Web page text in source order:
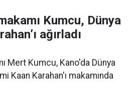
Kumcu, Dünya
ağırladı
Mert Kumcu, Kano'da Dünya
Kaan Karahan'ı makamında